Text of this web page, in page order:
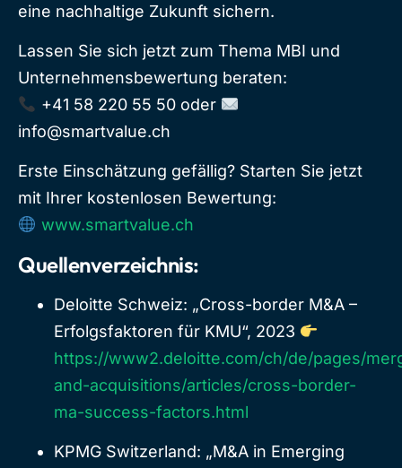
eine nachhaltige Zukunft sichern.
Lassen Sie sich jetzt zum Thema MBI und
Unternehmensbewertung beraten:
+41 58 220 55 50 oder
info@smartvalue.ch
Erste Einschätzung gefällig? Starten Sie jetzt
mit Ihrer kostenlosen Bewertung:
www.smartvalue.ch
Quellenverzeichnis:
Deloitte Schweiz: „Cross-border M&A –
Erfolgsfaktoren für KMU“, 2023
https://www2.deloitte.com/ch/de/pages/
and-acquisitions/articles/cross-border-
ma-success-factors.html
KPMG Switzerland: „M&A in Emerging